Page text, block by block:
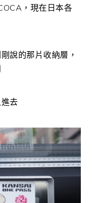
，現在日本各
說的那片收納層，
去